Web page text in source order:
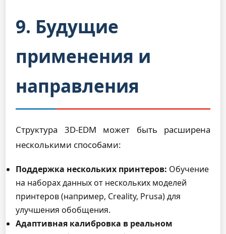
9. Будущие
применения и
направления
Структура 3D-EDM может быть расширена
несколькими способами:
Поддержка нескольких принтеров: Обучение
на наборах данных от нескольких моделей
принтеров (например, Creality, Prusa) для
улучшения обобщения.
Адаптивная калибровка в реальном